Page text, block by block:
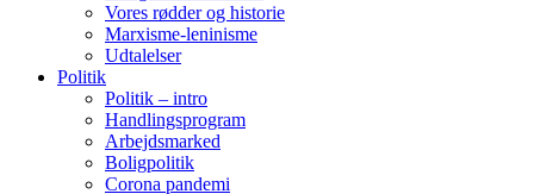
Vores rødder og historie
Marxisme-leninisme
Udtalelser
Politik
Politik – intro
Handlingsprogram
Arbejdsmarked
Boligpolitik
Corona pandemi